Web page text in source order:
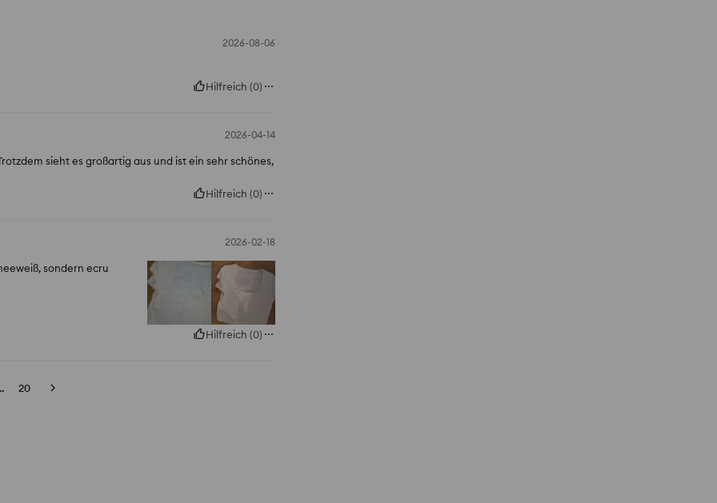
2026-08-06
Hilfreich (0)
2026-04-14
sieht es großartig aus und ist ein sehr schönes,
Hilfreich (0)
2026-02-18
sondern ecru
Hilfreich (0)
20